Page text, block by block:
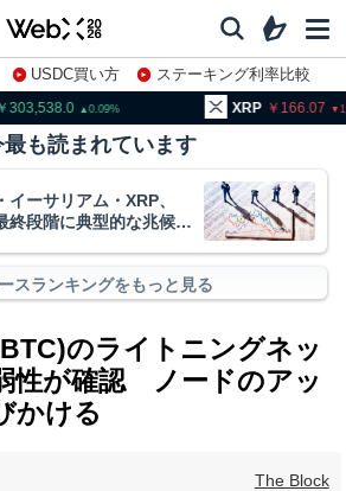
USDC買い方
ステーキング利率比較
XRP 166.07 BNB
最も読まれています
イーサリアム・XRP、
終段階に典型的な兆候」
スランキングをもっと見る
のライトニングネッ
性が確認 ノードのアッ
かける
The Block